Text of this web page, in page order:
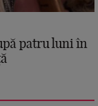
patru luni în